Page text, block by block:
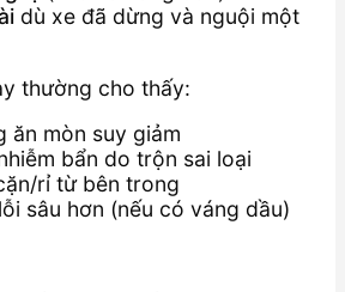
dù xe đã dừng và nguội một
thường cho thấy:
ăn mòn suy giảm
bẩn do trộn sai loại
rỉ từ bên trong
sâu hơn (nếu có váng dầu)